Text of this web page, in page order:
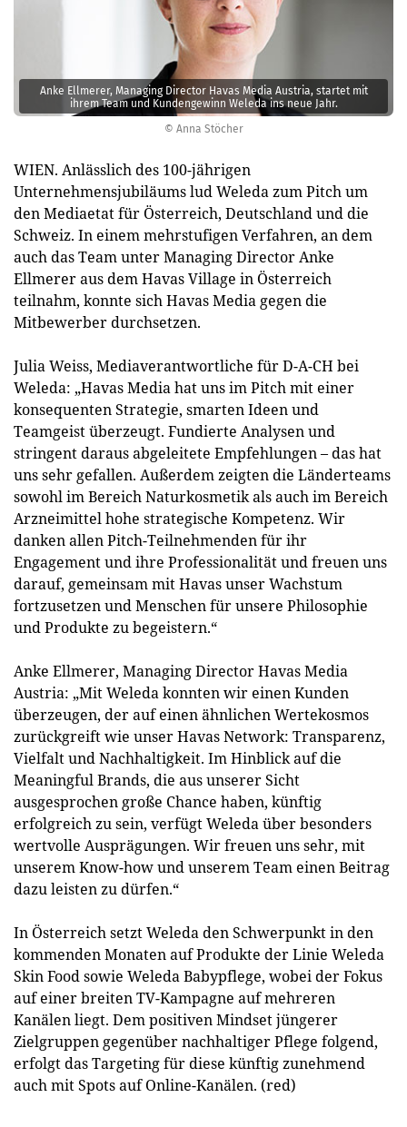
© Anna Stöcher
Anke Ellmerer, Managing Director Havas Media Austria, startet mit
ihrem Team und Kundengewinn Weleda ins neue Jahr.
WIEN. Anlässlich des 100-jährigen
Unternehmensjubiläums lud Weleda zum Pitch um
den Mediaetat für Österreich, Deutschland und die
Schweiz. In einem mehrstufigen Verfahren, an dem
auch das Team unter Managing Director Anke
Ellmerer aus dem Havas Village in Österreich
teilnahm, konnte sich Havas Media gegen die
Mitbewerber durchsetzen.
Julia Weiss, Mediaverantwortliche für D-A-CH bei
Weleda: „Havas Media hat uns im Pitch mit einer
konsequenten Strategie, smarten Ideen und
Teamgeist überzeugt. Fundierte Analysen und
stringent daraus abgeleitete Empfehlungen – das hat
uns sehr gefallen. Außerdem zeigten die Länderteams
sowohl im Bereich Naturkosmetik als auch im Bereich
Arzneimittel hohe strategische Kompetenz. Wir
danken allen Pitch-Teilnehmenden für ihr
Engagement und ihre Professionalität und freuen uns
darauf, gemeinsam mit Havas unser Wachstum
fortzusetzen und Menschen für unsere Philosophie
und Produkte zu begeistern.“
Anke Ellmerer, Managing Director Havas Media
Austria: „Mit Weleda konnten wir einen Kunden
überzeugen, der auf einen ähnlichen Wertekosmos
zurückgreift wie unser Havas Network: Transparenz,
Vielfalt und Nachhaltigkeit. Im Hinblick auf die
Meaningful Brands, die aus unserer Sicht
ausgesprochen große Chance haben, künftig
erfolgreich zu sein, verfügt Weleda über besonders
wertvolle Ausprägungen. Wir freuen uns sehr, mit
unserem Know-how und unserem Team einen Beitrag
dazu leisten zu dürfen.“
In Österreich setzt Weleda den Schwerpunkt in den
kommenden Monaten auf Produkte der Linie Weleda
Skin Food sowie Weleda Babypflege, wobei der Fokus
auf einer breiten TV-Kampagne auf mehreren
Kanälen liegt. Dem positiven Mindset jüngerer
Zielgruppen gegenüber nachhaltiger Pflege folgend,
erfolgt das Targeting für diese künftig zunehmend
auch mit Spots auf Online-Kanälen. (red)